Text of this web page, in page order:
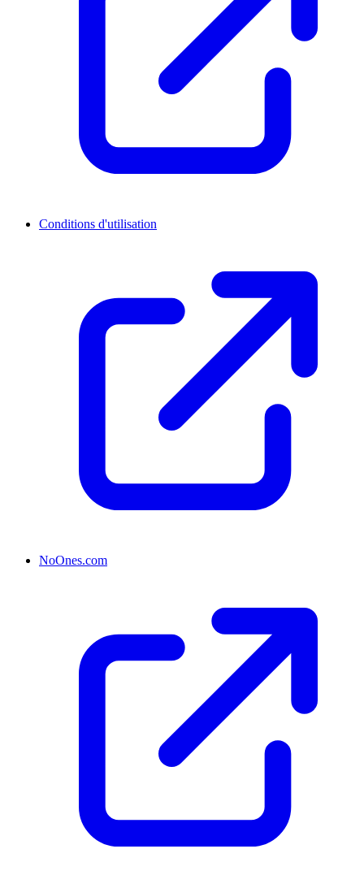
Conditions d'utilisation
NoOnes.com